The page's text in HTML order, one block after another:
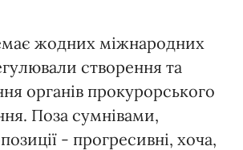
жодних міжнародних
створення та
органів прокурорського
Поза сумнівами,
- прогресивні, хоча,